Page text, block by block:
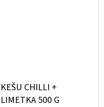
KEŠU CHILLI +
LIMETKA 500 G